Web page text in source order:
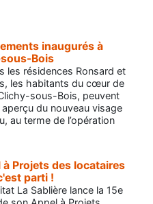
inaugurés à
Bois
les résidences Ronsard et
les habitants du cœur de
sous-Bois, peuvent
du nouveau visage
au terme de l’opération
à Projets des locataires
parti !
La Sablière lance la 15e